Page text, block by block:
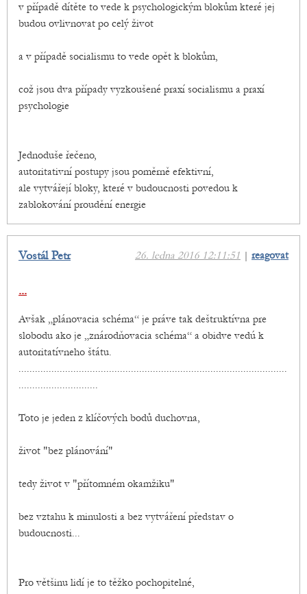
v případě dítěte to vede k psychologickým blokům které jej
budou ovlivnovat po celý život
a v případě socialismu to vede opět k blokům,
což jsou dva případy vyzkoušené praxí socialismu a praxí
psychologie
Jednoduše řečeno,
autoritativní postupy jsou poměrně efektivní,
ale vytvářejí bloky, které v budoucnosti povedou k
zablokování proudění energie
26. ledna 2016 12:11:51 | reagovat
Vostál Petr
...
Avšak „plánovacia schéma“ je práve tak deštruktívna pre
slobodu ako je „znárodňovacia schéma“ a obidve vedú k
autoritatívneho štátu.
..................................................................................................
.............................
Toto je jeden z klíčových bodů duchovna,
život "bez plánování"
tedy život v "přítomném okamžiku"
bez vztahu k minulosti a bez vytváření představ o
budoucnosti...
Pro většinu lidí je to těžko pochopitelné,